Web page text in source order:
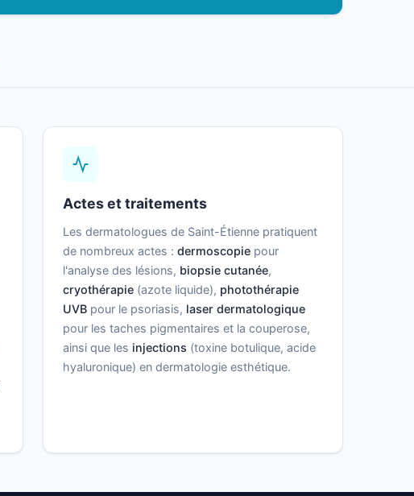
Actes et traitements
Les dermatologues de Saint-Étienne pratiquent
de nombreux actes : dermoscopiepour
l'analyse des lésions, biopsie cutanée,
cryothérapie(azote liquide), photothérapie
UVBpour le psoriasis, laser dermatologique
pour les taches pigmentaires et la couperose,
ainsi que les injections (toxine botulique, acide
hyaluronique) en dermatologie esthétique.